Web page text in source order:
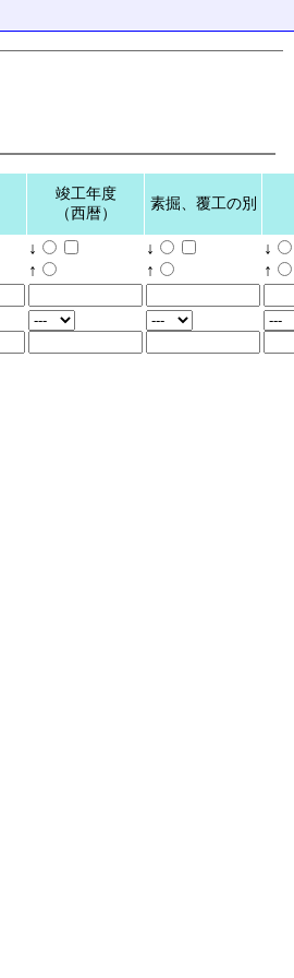
竣工年度
（西暦）
素掘、覆工の別
↓
↑
↓
↑
↓
↑